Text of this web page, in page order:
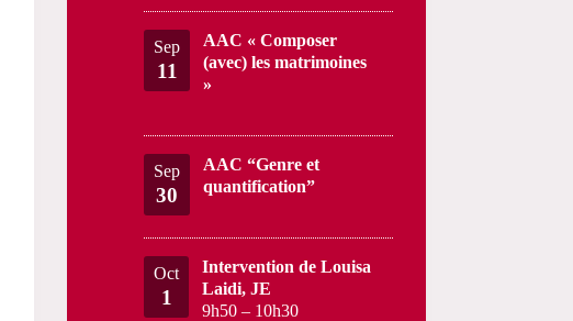
Sep
11
AAC « Composer
(avec) les matrimoines
»
Sep
30
AAC “Genre et
quantification”
Oct
1
Intervention de Louisa
Laidi, JE
9h50 – 10h30